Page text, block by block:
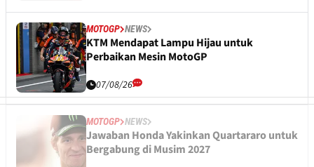
MOTOGP NEWS
KTM Mendapat Lampu Hijau untuk
Perbaikan Mesin MotoGP
07/08/26
MOTOGP NEWS
Jawaban Honda Yakinkan Quartararo untuk
Bergabung di Musim 2027